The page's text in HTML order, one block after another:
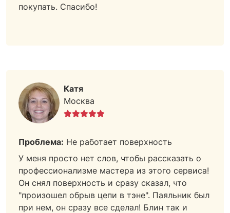
покупать. Спасибо!
Катя
Москва
Проблема: Не работает поверхность
У меня просто нет слов, чтобы рассказать о
профессионализме мастера из этого сервиса!
Он снял поверхность и сразу сказал, что
"произошел обрыв цепи в тэне". Паяльник был
при нем, он сразу все сделал! Блин так и